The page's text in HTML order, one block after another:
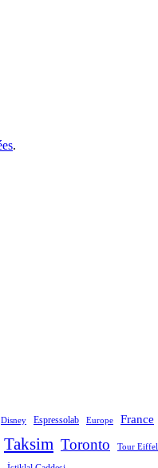
.
Disney Espressolab Europe France
Taksim Toronto Tour Eiffel